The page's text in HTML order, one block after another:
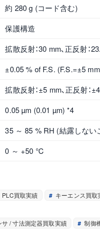
約 280 g (コード含む)
保護構造
拡散反射：30 mm、正反射：
±0.05 % of F.S. (F.S.=±5
拡散反射：±5 mm、正反射：
0.05 µm (0.01 µm) *4
35 ～ 85 % RH (結露しない
0 ～ +50 ℃
PLC買取実績
キーエンス買取
/ 寸法測定器買取実績
制御